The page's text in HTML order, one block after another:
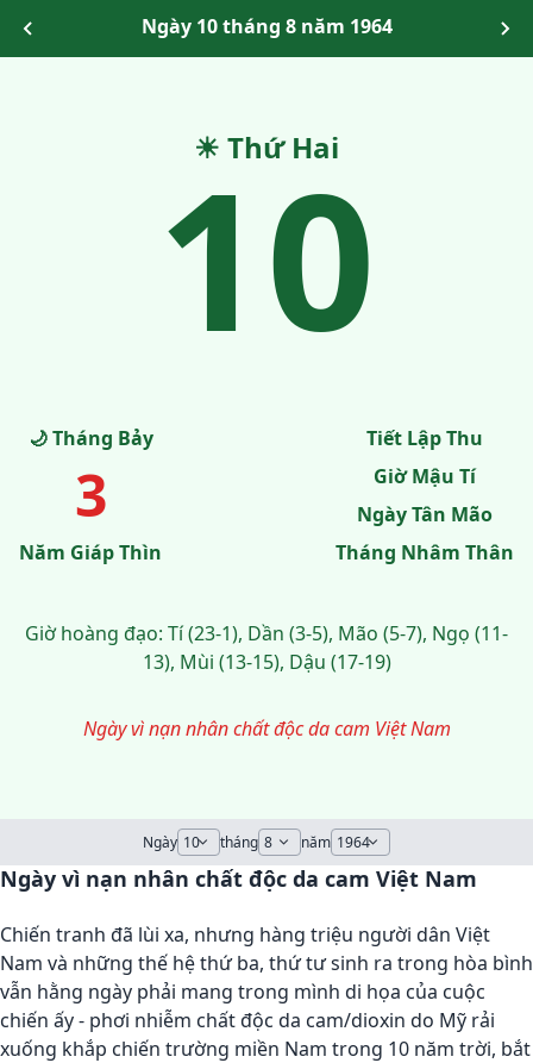
Ngày 10 tháng 8 năm 1964
☀ Thứ Hai
10
🌙 Tháng Bảy
3
Năm Giáp Thìn
Tiết Lập Thu
Giờ Mậu Tí
Ngày Tân Mão
Tháng Nhâm Thân
Giờ hoàng đạo: Tí (23-1), Dần (3-5), Mão (5-7), Ngọ (11-
13), Mùi (13-15), Dậu (17-19)
Ngày vì nạn nhân chất độc da cam Việt Nam
Ngày tháng năm
Ngày vì nạn nhân chất độc da cam Việt Nam
Chiến tranh đã lùi xa, nhưng hàng triệu người dân Việt
Nam và những thế hệ thứ ba, thứ tư sinh ra trong hòa bình
vẫn hằng ngày phải mang trong mình di họa của cuộc
chiến ấy - phơi nhiễm chất độc da cam/dioxin do Mỹ rải
xuống khắp chiến trường miền Nam trong 10 năm trời, bắt